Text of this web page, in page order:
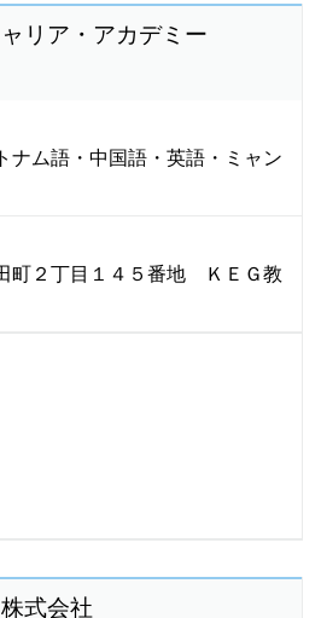
リア・アカデミー
ナム語・中国語・英語・ミャン
町２丁目１４５番地 ＫＥＧ教
式会社